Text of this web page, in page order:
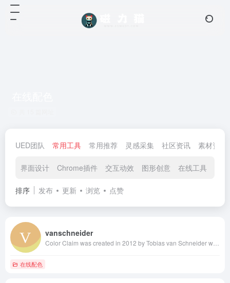
UED团队 常用工具 常用推荐 灵感采集 社区资讯 素材资源
界面设计 Chrome插件 交互动效 图形创意 在线工具
排序 发布 更新 浏览 点赞
vanschneider
在线配色